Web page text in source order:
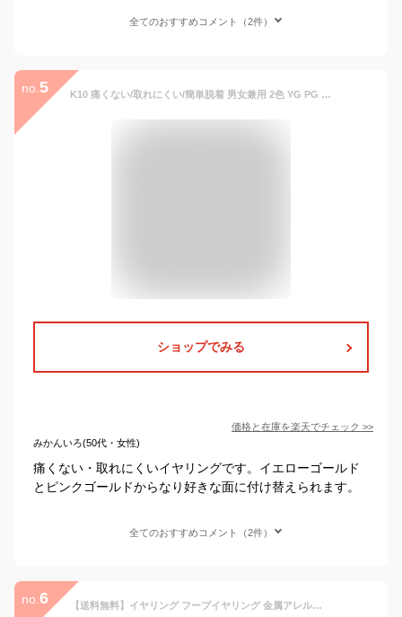
全てのおすすめコメント（2件）
no. 5 K10 痛くない/取れにくい/簡単脱着 男女兼用 2色 YG PG WG リバーシブル フープ型 イヤーカ イヤリング ノンホール 両耳用 小ぶり シンプル ギフト レディース メンズ 彼女 プレゼント ギフト 誕生日 高級 春 夏 秋 冬 オールシーズン 金 gold VORONOI ボロノイ
ショップでみる
価格と在庫を楽天でチェック >>
みかんいろ(50代・女性)
痛くない・取れにくいイヤリングです。イエローゴールド
とピンクゴールドからなり好きな面に付け替えられます。
全てのおすすめコメント（2件）
no. 6 【送料無料】イヤリング フープイヤリング 金属アレルギー対応 ニッケルフリー ひねり メタル 直径1.3cm 幅2mm パイプタイプ | OSEWAYA 痛くない パーツ アクセサリー レディース